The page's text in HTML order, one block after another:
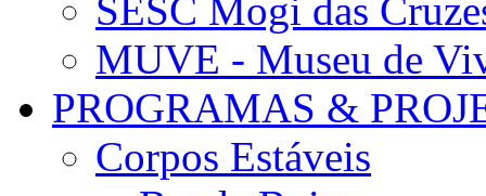
SESC Mogi das
MUVE - Museu de
PROGRAMAS &
Corpos Estáveis